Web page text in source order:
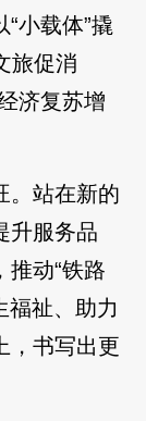
小载体”撬
旅促消
济复苏增
。站在新的
升服务品
推动“铁路
福祉、助力
，书写出更